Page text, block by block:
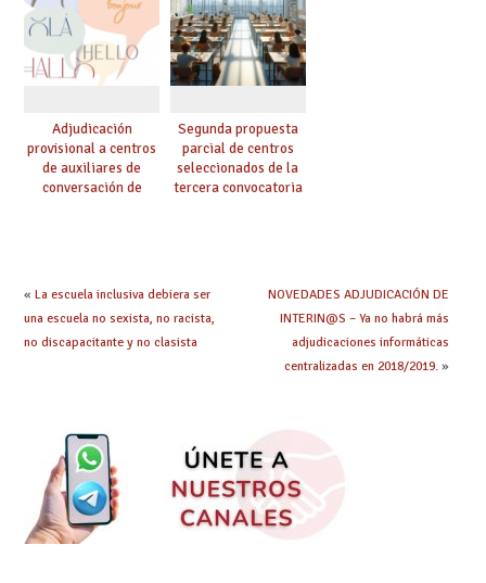
Adjudicación
provisional a centros
de auxiliares de
conversación de
Segunda propuesta
parcial de centros
seleccionados de la
tercera convocatoria
« La escuela inclusiva debiera ser
una escuela no sexista, no racista,
no discapacitante y no clasista
NOVEDADES ADJUDICACIÓN DE
INTERIN@S – Ya no habrá más
adjudicaciones informáticas
centralizadas en 2018/2019.»